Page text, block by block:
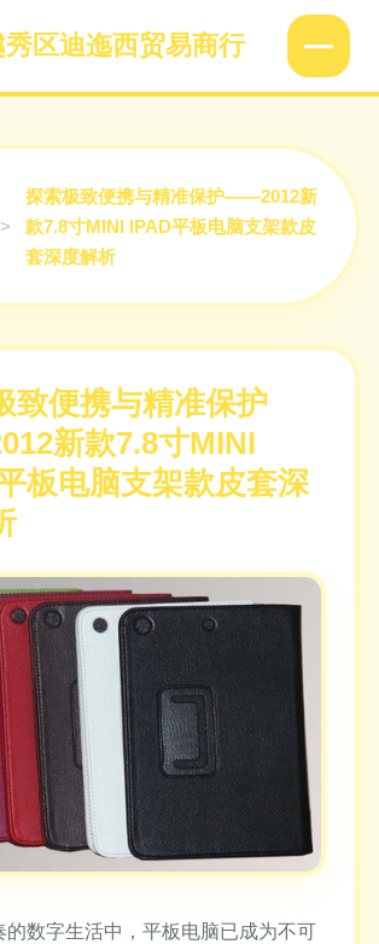
区迪迤西贸易商行
>
探索极致便携与精准保护——2012新
款7.8寸MINI IPAD平板电脑支架款皮
套深度解析
致便携与精准保护
新款7.8寸MINI
板电脑支架款皮套深
的数字生活中，平板电脑已成为不可